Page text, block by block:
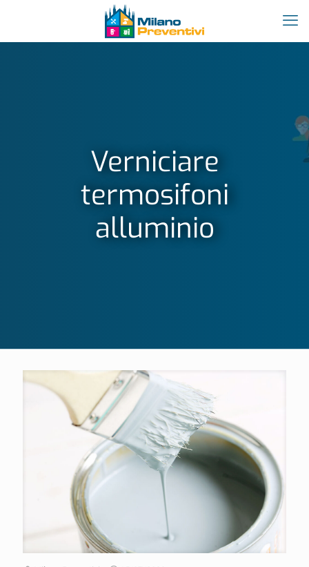
Verniciare
termosifoni
alluminio